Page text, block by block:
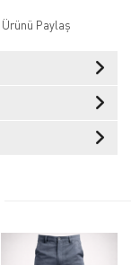
Ürünü Paylaş